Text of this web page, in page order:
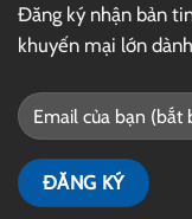
Đăng ký nhận bản
khuyến mại lớn